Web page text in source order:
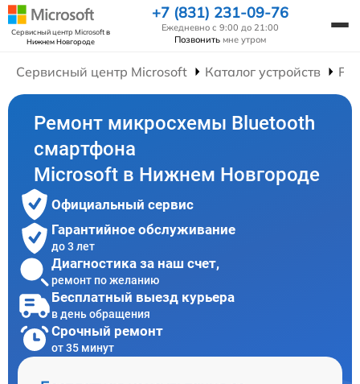
Сервисный центр Microsoftв
Нижнем Новгороде
+7 (831) 231-09-76
Ежедневно с 9:00 до 21:00
Позвонить мне утром
Сервисный центр Microsoft Каталог устройств
Ремонт микросхемы Bluetooth
смартфона
Microsoft в Нижнем Новгороде
Официальный сервис
Гарантийное обслуживание
до 3 лет
Диагностика за наш счет,
ремонт по желанию
Бесплатный выезд курьера
в день обращения
Срочный ремонт
от 35 минут